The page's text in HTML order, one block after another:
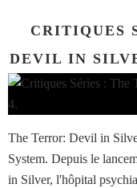
CRITIQUES
DEVIL IN
The Terror: Devil in
System. Depuis le
in Silver, l'hôpital